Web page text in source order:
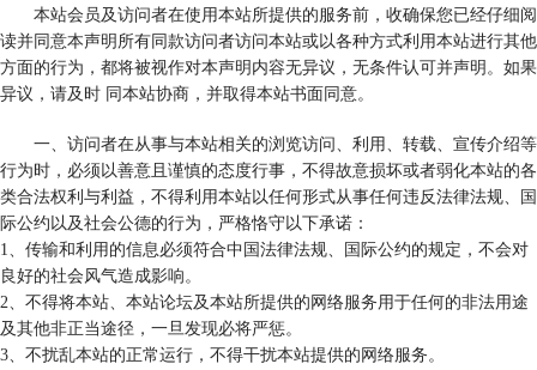
下载中心
购买
帮助中心
本站会员及访问者在使用本站所提供的服务前，收确保您已经仔细阅
读并同意本声明所有同款访问者访问本站或以各种方式利用本站进行其他
方面的行为，都将被视作对本声明内容无异议，无条件认可并声明。如果
异议，请及时 同本站协商，并取得本站书面同意。
一、访问者在从事与本站相关的浏览访问、利用、转载、宣传介绍等
行为时，必须以善意且谨慎的态度行事，不得故意损坏或者弱化本站的各
类合法权利与利益，不得利用本站以任何形式从事任何违反法律法规、国
际公约以及社会公德的行为，严格恪守以下承诺：
1、传输和利用的信息必须符合中国法律法规、国际公约的规定，不会对
良好的社会风气造成影响。
2、不得将本站、本站论坛及本站所提供的网络服务用于任何的非法用途
及其他非正当途径，一旦发现必将严惩。
3、不扰乱本站的正常运行，不得干扰本站提供的网络服务。